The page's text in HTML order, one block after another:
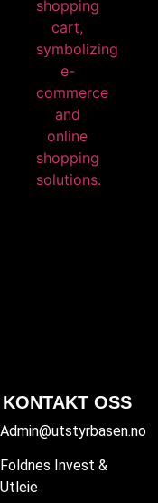
KONTAKT OSS
Admin@utstyrbasen.no
Foldnes Invest &
Utleie